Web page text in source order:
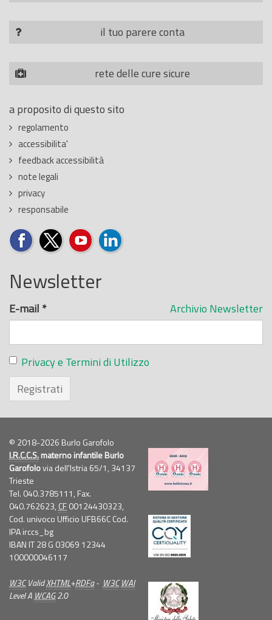
il tuo parere conta
rete delle cure sicure
a proposito di questo sito
regolamento
accessibilita'
feedback accessibilità
note legali
privacy
responsabile
Newsletter
Archivio Newsletter
E-mail *
Privacy e Termini di Utilizzo
Registrati
© 2018-2026 Burlo Garofolo
I.R.C.C.S.materno infantile Burlo
Garofolovia dell'Istria 65/1, 34137
Trieste
Tel. 040.3785111, Fax.
040.762623, CF00124430323,
Cod. univoco Ufficio UFB66C Cod.
IPA irccs_bg
IBAN IT 28 G 03069 12344
100000046117
W3CValidXHTML+RDFa- W3C WAI
Level A WCAG2.0